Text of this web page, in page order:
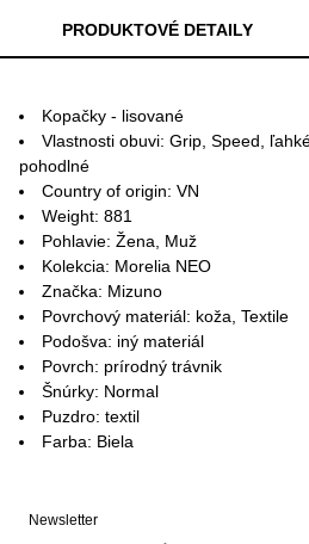
PRODUKTOVÉ DETAILY
Kopačky - lisované
Vlastnosti obuvi: Grip, Speed,
pohodlné
Country of origin: VN
Weight: 881
Pohlavie: Žena, Muž
Kolekcia: Morelia NEO
Značka: Mizuno
Povrchový materiál: koža, Textile
Podošva: iný materiál
Povrch: prírodný trávnik
Šnúrky: Normal
Puzdro: textil
Farba: Biela
Newsletter